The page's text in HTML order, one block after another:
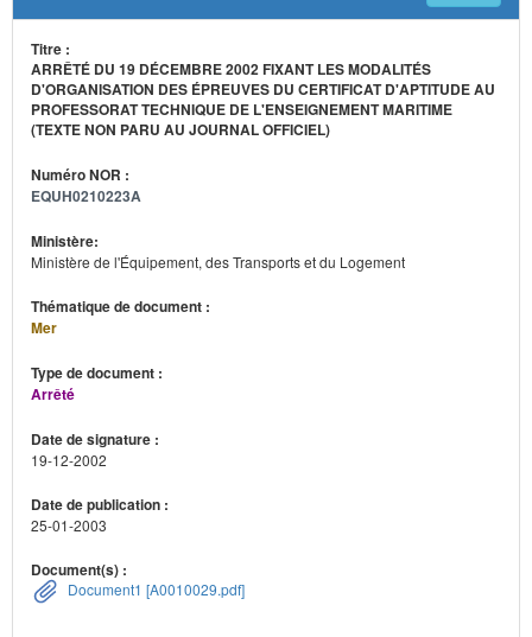
Titre :
ARRÊTÉ DU 19 DÉCEMBRE 2002 FIXANT LES MODALITÉS
D'ORGANISATION DES ÉPREUVES DU CERTIFICAT D'APTITUDE AU
PROFESSORAT TECHNIQUE DE L'ENSEIGNEMENT MARITIME
(TEXTE NON PARU AU JOURNAL OFFICIEL)
Numéro NOR :
EQUH0210223A
Ministère:
Ministère de l'Équipement, des Transports et du Logement
Thématique de document :
Mer
Type de document :
Arrêté
Date de signature :
19-12-2002
Date de publication :
25-01-2003
Document(s) :
Document1 [A0010029.pdf]